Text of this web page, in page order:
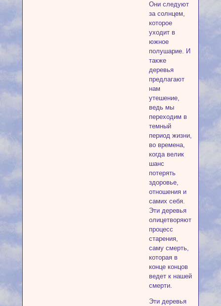
Они следуют
за солнцем,
которое
уходит в
южное
полушарие. И
также
деревья
предлагают
нам
утешение,
ведь мы
переходим в
темный
период жизни,
во времена,
когда велик
шанс
потерять
здоровье,
отношения и
самих себя.
Эти деревья
олицетворяют
процесс
старения,
саму смерть,
которая в
конце концов
ведет к нашей
смерти.
Эти деревья